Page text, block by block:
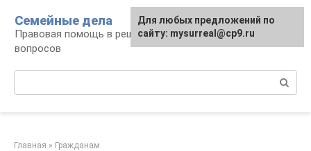
контенту
Семейные дела
Правовая помощь в решении семейных
вопросов
Главная » Гражданам
Для любых предложений по
сайту: mysurreal@cp9.ru